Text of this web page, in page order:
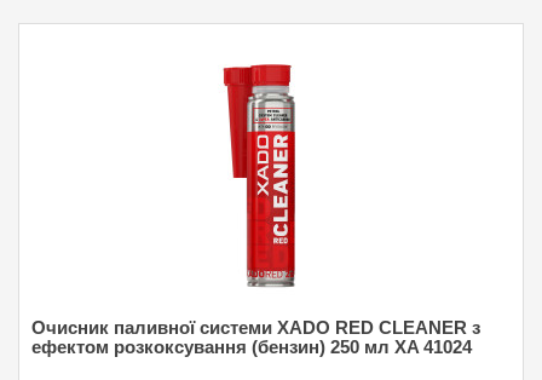
Очисник паливної системи XADO RED CLEANER з
ефектом розкоксування (бензин) 250 мл XA 41024